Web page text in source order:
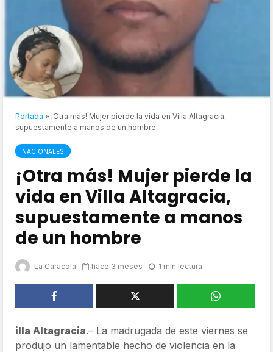
Portada » ¡Otra más! Mujer pierde la vida en Villa Altagracia,
supuestamente a manos de un hombre
NACIONALES
¡Otra más! Mujer pierde la
vida en Villa Altagracia,
supuestamente a manos
de un hombre
La Caracola hace 3 meses 1 min lectura
illa Altagracia.– La madrugada de este viernes se
produjo un lamentable hecho de violencia en la